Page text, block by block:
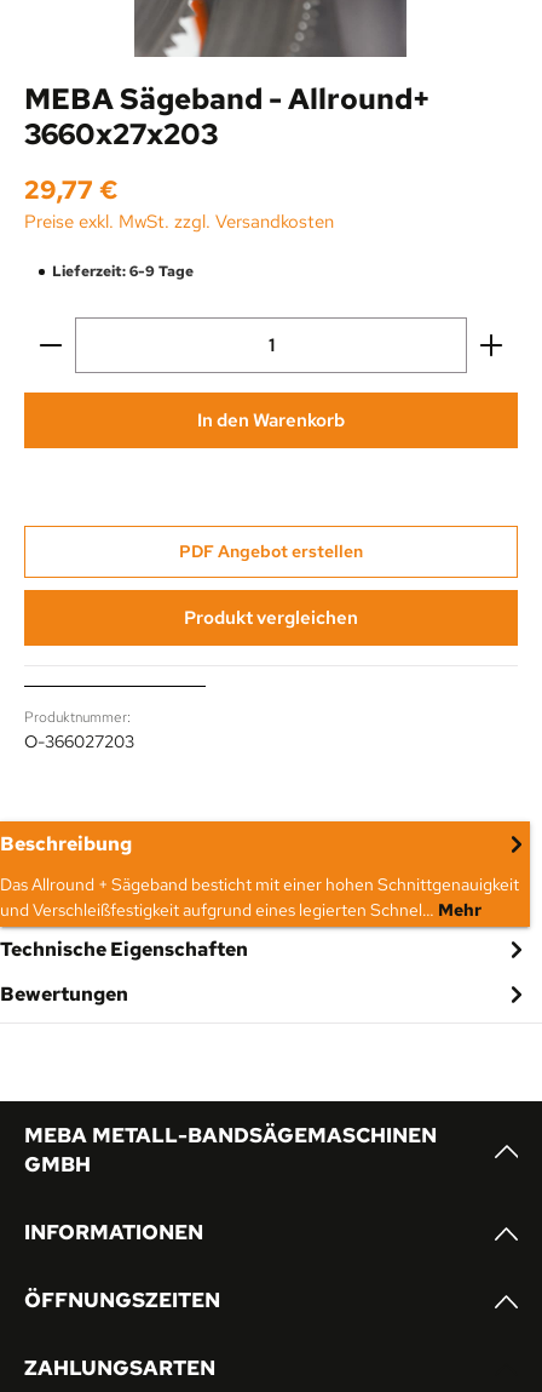
MEBA Sägeband - Allround+
3660x27x203
Regulärer Preis:
29,77 €
Preise exkl. MwSt. zzgl. Versandkosten
Lieferzeit: 6-9 Tage
Produkt Anzahl: Gib den gewünschten Wert ein
In den Warenkorb
PDF Angebot erstellen
Produkt vergleichen
Produktnummer:
O-366027203
Beschreibung
Das Allround + Sägeband besticht mit einer hohen Schnittgenauigkeit
und Verschleißfestigkeit aufgrund eines legierten Schnel… Mehr
Technische Eigenschaften
Bewertungen
MEBA METALL-BANDSÄGEMASCHINEN
GMBH
INFORMATIONEN
ÖFFNUNGSZEITEN
ZAHLUNGSARTEN